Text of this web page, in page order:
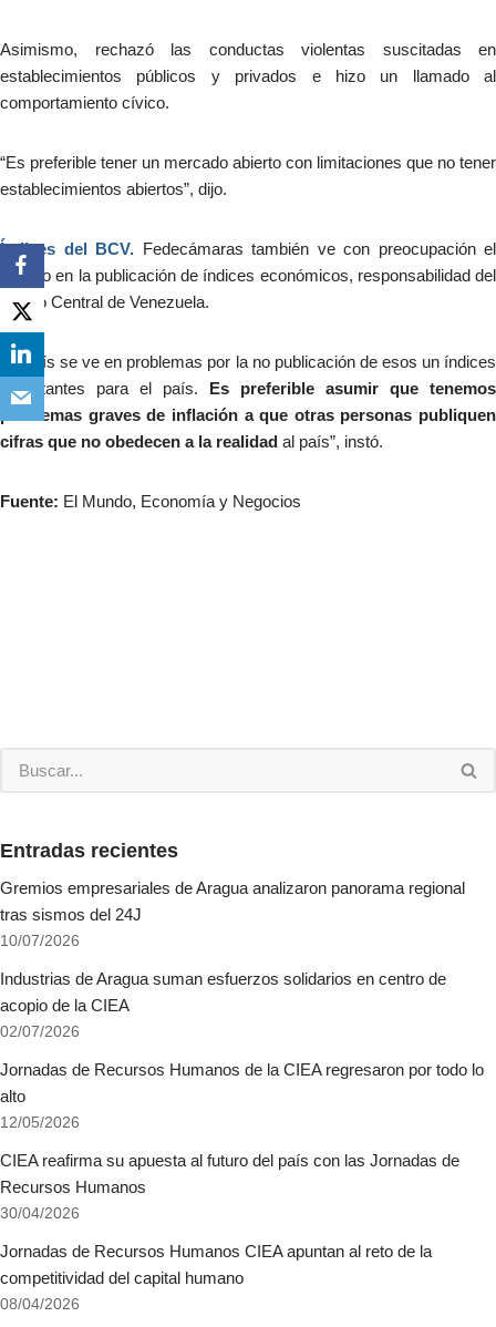
Asimismo, rechazó las conductas violentas suscitadas en
establecimientos públicos y privados e hizo un llamado al
comportamiento cívico.
“Es preferible tener un mercado abierto con limitaciones que no tener
establecimientos abiertos”, dijo.
Índices del BCV. Fedecámaras también ve con preocupación el
retraso en la publicación de índices económicos, responsabilidad del
Banco Central de Venezuela.
“El país se ve en problemas por la no publicación de esos un índices
importantes para el país. Es preferible asumir que tenemos
problemas graves de inflación a que otras personas publiquen
cifras que no obedecen a la realidad al país”, instó.
Fuente: El Mundo, Economía y Negocios
Entradas recientes
Gremios empresariales de Aragua analizaron panorama regional
tras sismos del 24J
10/07/2026
Industrias de Aragua suman esfuerzos solidarios en centro de
acopio de la CIEA
02/07/2026
Jornadas de Recursos Humanos de la CIEA regresaron por todo lo
alto
12/05/2026
CIEA reafirma su apuesta al futuro del país con las Jornadas de
Recursos Humanos
30/04/2026
Jornadas de Recursos Humanos CIEA apuntan al reto de la
competitividad del capital humano
08/04/2026